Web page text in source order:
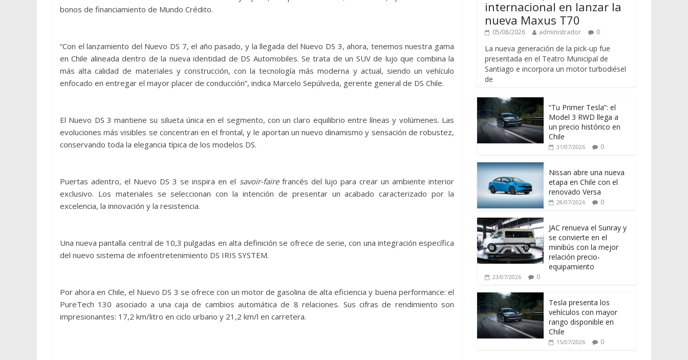
bonos de financiamiento de Mundo Crédito.
“Con el lanzamiento del Nuevo DS 7, el año pasado, y la llegada del Nuevo DS 3, ahora, tenemos nuestra gama
en Chile alineada dentro de la nueva identidad de DS Automobiles. Se trata de un SUV de lujo que combina la
más alta calidad de materiales y construcción, con la tecnología más moderna y actual, siendo un vehículo
enfocado en entregar el mayor placer de conducción”, indica Marcelo Sepúlveda, gerente general de DS Chile.
El Nuevo DS 3 mantiene su silueta única en el segmento, con un claro equilibrio entre líneas y volúmenes. Las
evoluciones más visibles se concentran en el frontal, y le aportan un nuevo dinamismo y sensación de robustez,
conservando toda la elegancia típica de los modelos DS.
Puertas adentro, el Nuevo DS 3 se inspira en el savoir-fairefrancés del lujo para crear un ambiente interior
exclusivo. Los materiales se seleccionan con la intención de presentar un acabado caracterizado por la
excelencia, la innovación y la resistencia.
Una nueva pantalla central de 10,3 pulgadas en alta definición se ofrece de serie, con una integración específica
del nuevo sistema de infoentretenimiento DS IRIS SYSTEM.
Por ahora en Chile, el Nuevo DS 3 se ofrece con un motor de gasolina de alta eficiencia y buena performance: el
PureTech 130 asociado a una caja de cambios automática de 8 relaciones. Sus cifras de rendimiento son
impresionantes: 17,2 km/litro en ciclo urbano y 21,2 km/l en carretera.
internacional en lanzar la
nueva Maxus T70
05/08/2026 administrador 0
La nueva generación de la pick-up fue
presentada en el Teatro Municipal de
Santiago e incorpora un motor turbodiésel
de
“Tu Primer Tesla”: el
Model 3 RWD llega a
un precio histórico en
Chile
31/07/2026 0
Nissan abre una nueva
etapa en Chile con el
renovado Versa
28/07/2026 0
JAC renueva el Sunray y
se convierte en el
minibús con la mejor
relación precio-
equipamiento
23/07/2026 0
Tesla presenta los
vehículos con mayor
rango disponible en
Chile
15/07/2026 0